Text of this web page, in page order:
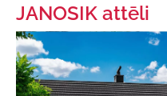
JANOSIK attēli